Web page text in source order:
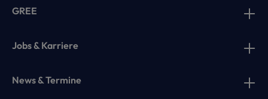
GREE
Jobs & Karriere
News & Termine